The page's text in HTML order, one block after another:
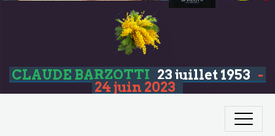
CLAUDE BARZOTTI 23 juillet 1953 -
24 juin 2023